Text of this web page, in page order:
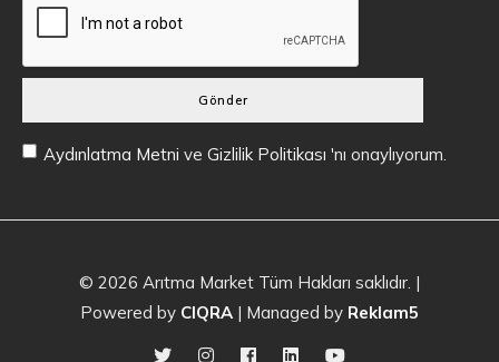
Gönder
Aydınlatma Metni ve Gizlilik Politikası 'nı onaylıyorum.
© 2026 Arıtma Market Tüm Hakları saklıdır. |
Powered by CIQRA | Managed by Reklam5